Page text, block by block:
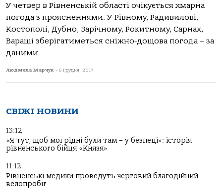
У четвер в Рівненській області очікується хмарна
погода з проясненнями. У Рівному, Радивилові,
Костополі, Дубно, Зарічному, Рокитному, Сарнах,
Вараші зберігатиметься сніжно-дощова погода – за
даними...
Людмила Марчук - 6 Грудня, 2017
СВІЖІ НОВИНИ
13:12
«Я тут, щоб мої рідні були там – у безпеці»: історія
рівненського бійця «Князя»
11:12
Рівненські медики проведуть черговий благодійний
велопробіг